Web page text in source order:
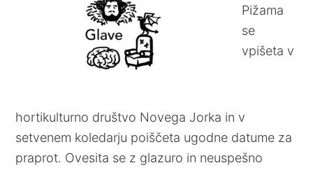
Pižama
se
vpišeta v
hortikulturno društvo Novega Jorka in v
setvenem koledarju poiščeta ugodne datume za
praprot. Ovesita se z glazuro in neuspešno